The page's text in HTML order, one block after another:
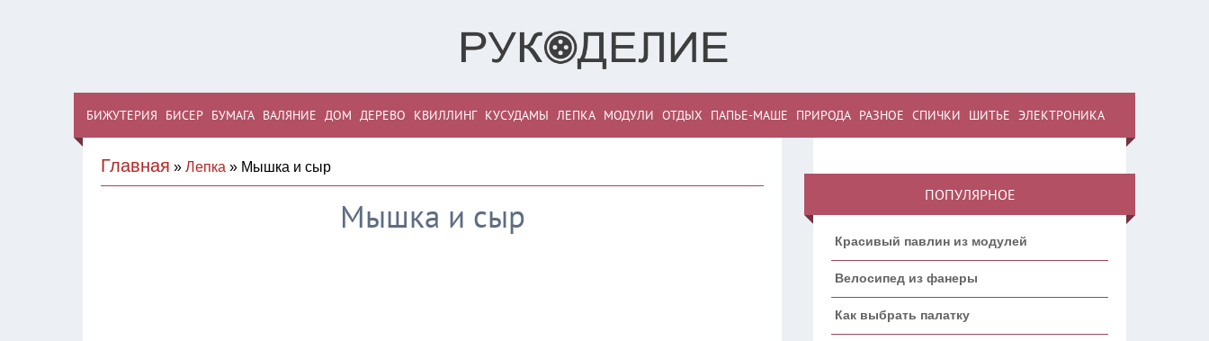
БИЖУТЕРИЯ БИСЕР БУМАГА ВАЛЯНИЕ ДОМ ДЕРЕВО КВИЛЛИНГ КУСУДАМЫ ЛЕПКА МОДУЛИ ОТДЫХ ПАПЬЕ-МАШЕ ПРИРОДА РАЗНОЕ СПИЧКИ ШИТЬЕ ЭЛЕКТРОНИКА
Главная » Лепка » Мышка и сыр
Мышка и сыр
ПОПУЛЯРНОЕ
Красивый павлин из модулей
Велосипед из фанеры
Как выбрать палатку